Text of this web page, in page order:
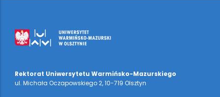
Rektorat Uniwersytetu Warmińsko-Mazurskiego
ul. Michała Oczapowskiego 2, 10-719 Olsztyn